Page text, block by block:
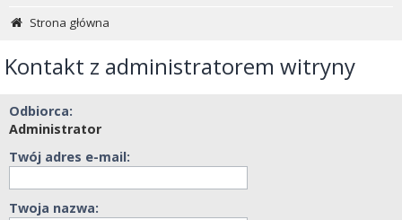
Strona główna
Kontakt z administratorem witryny
Odbiorca:
Administrator
Twój adres e-mail:
Twoja nazwa: